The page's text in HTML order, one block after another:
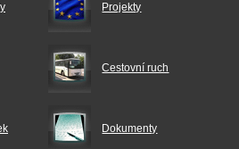
Projekty
Cestovní ruch
Dokumenty